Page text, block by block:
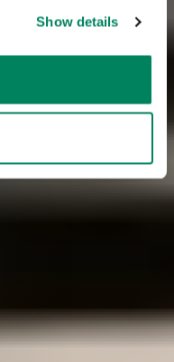
Show details